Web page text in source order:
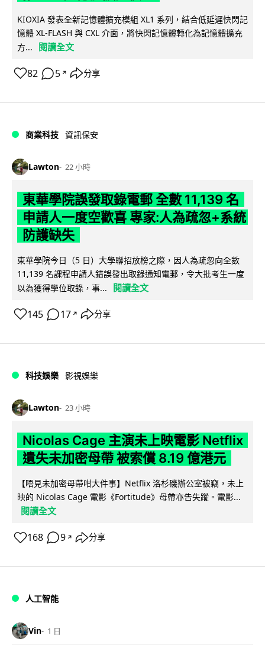
KIOXIA 發表全新記憶體擴充模組 XL1 系列，結合低延遲快閃記
憶體 XL-FLASH 與 CXL 介面，將快閃記憶體轉化為記憶體擴充
方...
閱讀全文
82 5 ↗ 分享
商業科技 資訊保安
Lawton 22 小時
東華學院誤發取錄電郵 全數 11,139 名
申請人一度空歡喜 專家:人為疏忽+系統
防護缺失
東華學院今日（5 日）大學聯招放榜之際，因人為疏忽向全數
11,139 名課程申請人錯誤發出取錄通知電郵，令大批考生一度
以為獲得學位取錄，事...
閱讀全文
145 17 ↗ 分享
科技娛樂 影視娛樂
Lawton 23 小時
Nicolas Cage 主演未上映電影 Netflix
遺失未加密母帶 被索償 8.19 億港元
【唔見未加密母帶咁大件事】Netflix 洛杉磯辦公室被竊，未上
映的 Nicolas Cage 電影《Fortitude》母帶亦告失蹤。電影...
閱讀全文
168 9 ↗ 分享
人工智能
Vin 1 日